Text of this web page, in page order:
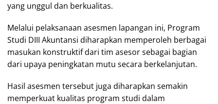
yang unggul dan berkualitas.
Melalui pelaksanaan asesmen lapangan ini, Program
Studi DIII Akuntansi diharapkan memperoleh berbagai
masukan konstruktif dari tim asesor sebagai bagian
dari upaya peningkatan mutu secara berkelanjutan.
Hasil asesmen tersebut juga diharapkan semakin
memperkuat kualitas program studi dalam